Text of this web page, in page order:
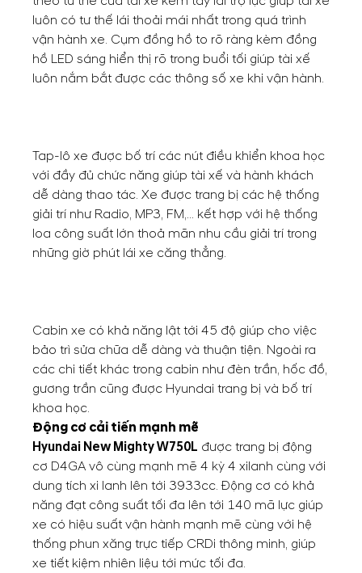
luôn có tư thế lái thoải mái nhất trong quá trình
vận hành xe. Cụm đồng hồ to rõ ràng kèm đồng
hồ LED sáng hiển thị rõ trong buổi tối giúp tài xế
luôn nắm bắt được các thông số xe khi vận hành.
Tap-lô xe được bố trí các nút điều khiển khoa học
với đầy đủ chức năng giúp tài xế và hành khách
dễ dàng thao tác. Xe được trang bị các hệ thống
giải trí như Radio, MP3, FM,... kết hợp với hệ thống
loa công suất lớn thoả mãn nhu cầu giải trí trong
những giờ phút lái xe căng thẳng.
Cabin xe có khả năng lật tới 45 độ giúp cho việc
bảo trì sửa chữa dễ dàng và thuận tiện. Ngoài ra
các chi tiết khác trong cabin như đèn trần, hốc đồ,
gương trần cũng được Hyundai trang bị và bố trí
khoa học.
Động cơ cải tiến mạnh mẽ
Hyundai New Mighty W750L được trang bị động
cơ D4GA vô cùng mạnh mẽ 4 kỳ 4 xilanh cùng với
dung tích xi lanh lên tới 3933cc. Động cơ có khả
năng đạt công suất tối đa lên tới 140 mã lực giúp
xe có hiệu suất vận hành mạnh mẽ cùng với hệ
thống phun xăng trực tiếp CRDi thông minh, giúp
xe tiết kiệm nhiên liệu tới mức tối đa.